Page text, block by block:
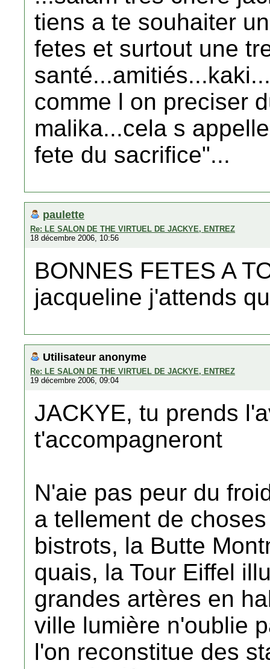
tiens a te souhaiter
fetes et surtout une
comme l on preciser
malika...cela s
fete du sacrifice"...
paulette
Re: LE SALON DE THE VIRTUEL DE JACKYE, ENTREZ
18 décembre 2006, 10:56
BONNES FETES A
jacqueline j'attends
Utilisateur anonyme
Re: LE SALON DE THE VIRTUEL DE JACKYE, ENTREZ
19 décembre 2006, 09:04
JACKYE, tu prends
t'accompagneront
N'aie pas peur du
a tellement de
bistrots, la Butte
quais, la Tour Eiffel
grandes artères en
ville lumière n'oublie
l'on reconstitue des